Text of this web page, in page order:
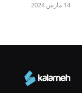
14 مارس 2024